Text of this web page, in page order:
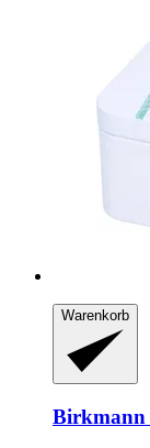
Warenkorb
Birkmann